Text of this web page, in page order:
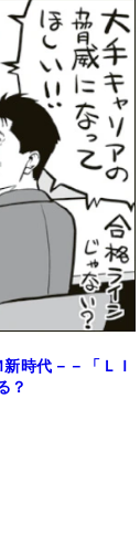
時代－－「ＬＩ
？